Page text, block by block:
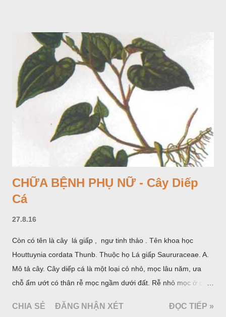
CHỮA BỆNH PHỤ NỮ - Cây Diếp
Cá
27.8.16
Còn có tên là cây lá giấp , ngư tinh thảo . Tên khoa học
Houttuynia cordata Thunb. Thuộc họ Lá giấp Saururaceae. A.
Mô tả cây. Cây diếp cá là một loại cỏ nhỏ, mọc lâu năm, ưa
chỗ ẩm ướt có thân rễ mọc ngầm dưới đất. Rễ nhỏ mọc ở các
cách, hình tim, đầu lá, hơi nhọn hay nhọn hẳn. Hoa nhỏ màu
CHIA SẺ ĐĂNG NHẬN XÉT ĐỌC TIẾP »